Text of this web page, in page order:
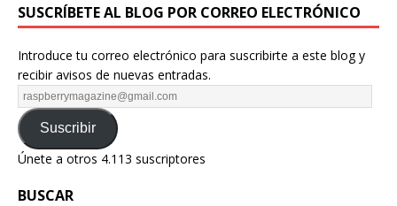
SUSCRÍBETE AL BLOG POR CORREO ELECTRÓNICO
Introduce tu correo electrónico para suscribirte a este blog y
recibir avisos de nuevas entradas.
Suscribir
Únete a otros 4.113 suscriptores
BUSCAR